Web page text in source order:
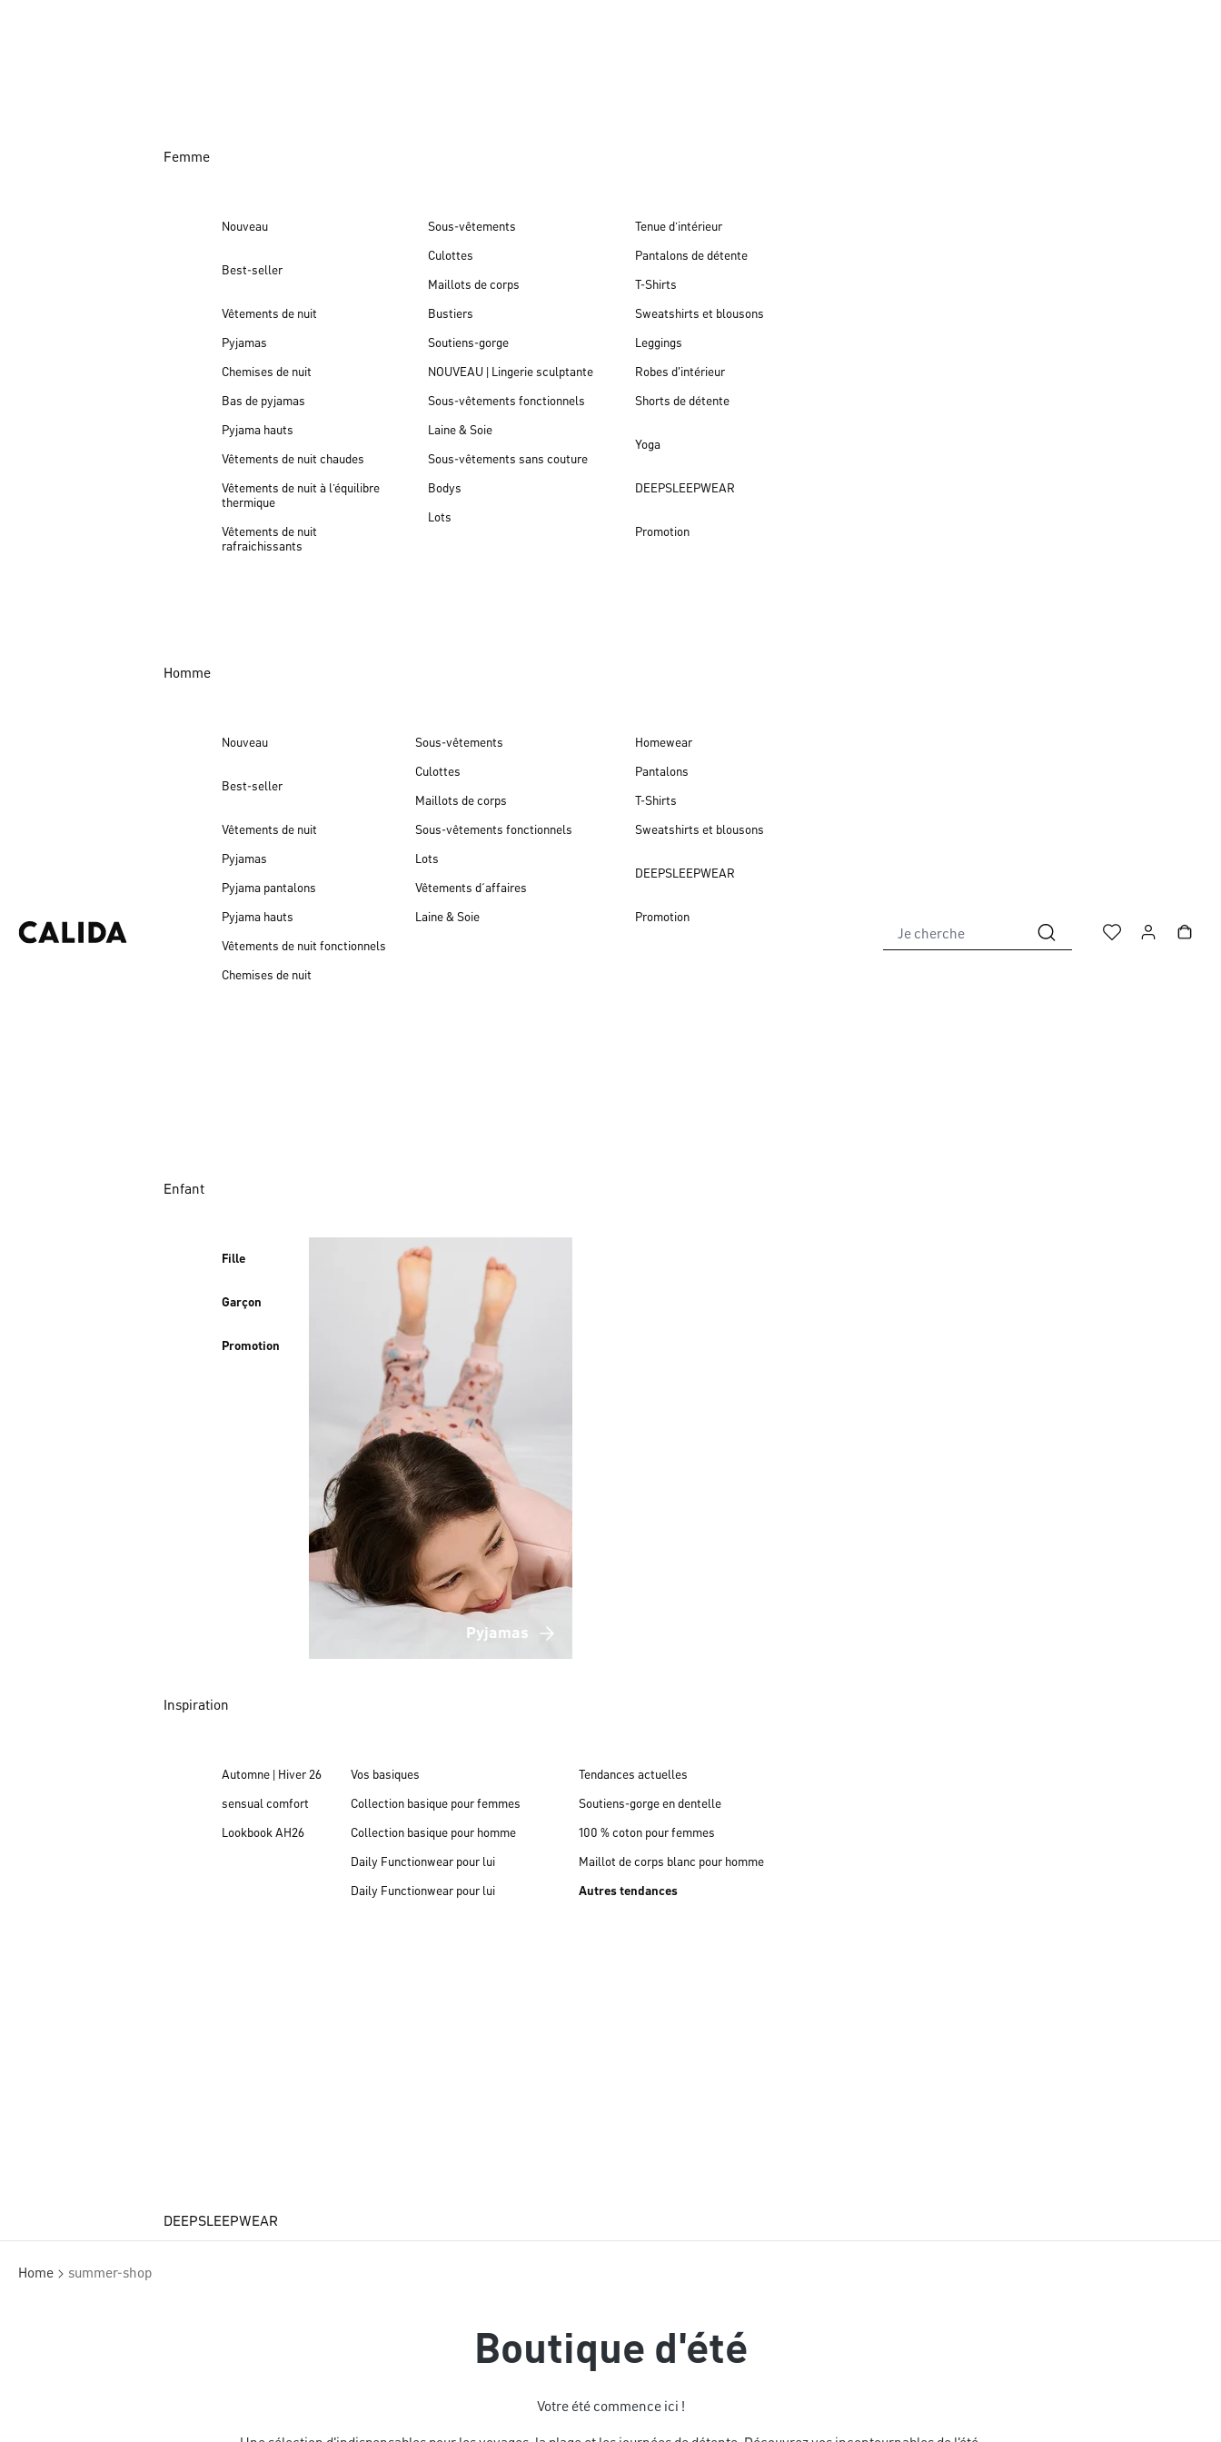
Femme
Nouveau
Best-seller
Vêtements de nuit
Pyjamas
Chemises de nuit
Bas de pyjamas
Pyjama hauts
Vêtements de nuit chaudes
Vêtements de nuit à l’équilibre
thermique
Vêtements de nuit
rafraichissants
Sous-vêtements
Culottes
Maillots de corps
Bustiers
Soutiens-gorge
NOUVEAU | Lingerie sculptante
Sous-vêtements fonctionnels
Laine & Soie
Sous-vêtements sans couture
Bodys
Lots
Tenue d’intérieur
Pantalons de détente
T-Shirts
Sweatshirts et blousons
Leggings
Robes d'intérieur
Shorts de détente
Yoga
DEEPSLEEPWEAR
Promotion
Homme
Nouveau
Best-seller
Vêtements de nuit
Pyjamas
Pyjama pantalons
Pyjama hauts
Vêtements de nuit fonctionnels
Chemises de nuit
Sous-vêtements
Culottes
Maillots de corps
Sous-vêtements fonctionnels
Lots
Vêtements d´affaires
Laine & Soie
Homewear
Pantalons
T-Shirts
Sweatshirts et blousons
DEEPSLEEPWEAR
Promotion
Enfant
Fille
Garçon
Promotion
Pyjamas
Inspiration
Automne | Hiver 26
sensual comfort
Lookbook AH26
Vos basiques
Collection basique pour femmes
Collection basique pour homme
Daily Functionwear pour lui
Daily Functionwear pour lui
Tendances actuelles
Soutiens-gorge en dentelle
100 % coton pour femmes
Maillot de corps blanc pour homme
Autres tendances
DEEPSLEEPWEAR
Home summer-shop
Boutique d'été
Votre été commence ici !